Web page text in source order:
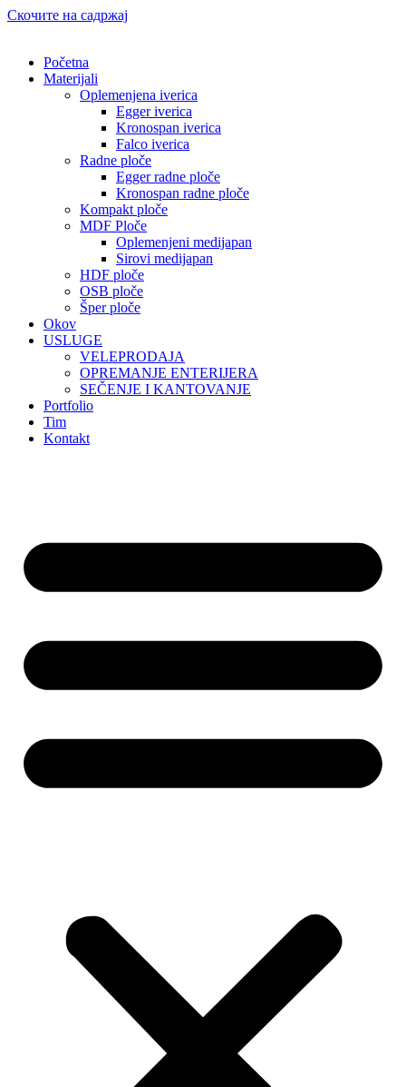
Скочите на садржај
Početna
Materijali
Oplemenjena iverica
Egger iverica
Kronospan iverica
Falco iverica
Radne ploče
Egger radne ploče
Kronospan radne ploče
Kompakt ploče
MDF Ploče
Oplemenjeni medijapan
Sirovi medijapan
HDF ploče
OSB ploče
Šper ploče
Okov
USLUGE
VELEPRODAJA
OPREMANJE ENTERIJERA
SEČENJE I KANTOVANJE
Portfolio
Tim
Kontakt